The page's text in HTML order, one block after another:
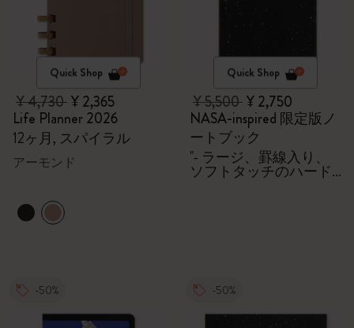
Quick Shop
¥ 4,730¥ 2,365
Life Planner 2026
12ヶ月, スパイラル
アーモンド
Quick Shop
¥ 5,500¥ 2,750
NASA-inspired 限定版ノ
ートブック
"- ラージ、罫線入り、
ソフトタッチのハード
カバー - ギフトボック
-50% -50%